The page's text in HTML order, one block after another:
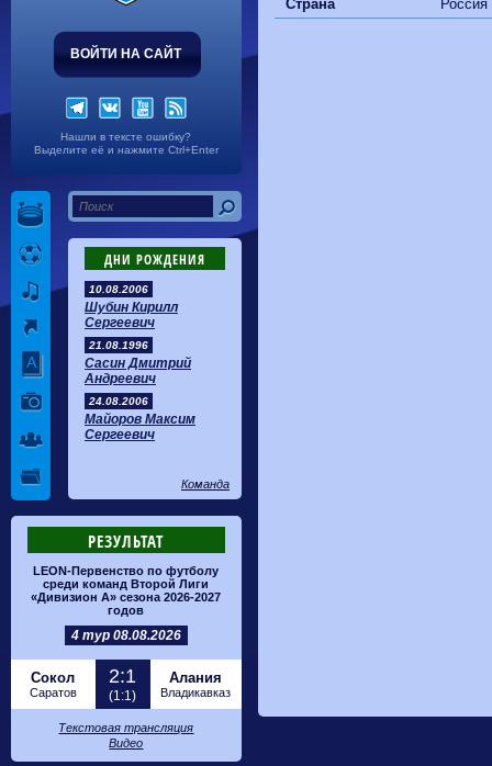
ВОЙТИ НА САЙТ
Нашли в тексте ошибку?
Выделите её и нажмите Ctrl+Enter
ДНИ РОЖДЕНИЯ
10.08.2006
Шубин Кирилл
Сергеевич
21.08.1996
Сасин Дмитрий
Андреевич
24.08.2006
Майоров Максим
Сергеевич
Команда
РЕЗУЛЬТАТ
LEON-Первенство по футболу
среди команд Второй Лиги
«Дивизион А» сезона 2026-2027
годов
4 тур 08.08.2026
Сокол
Саратов
2:1
(1:1)
Алания
Владикавказ
Текстовая трансляция
Видео
Страна
Россия
Калуга
0-1 Сибирь